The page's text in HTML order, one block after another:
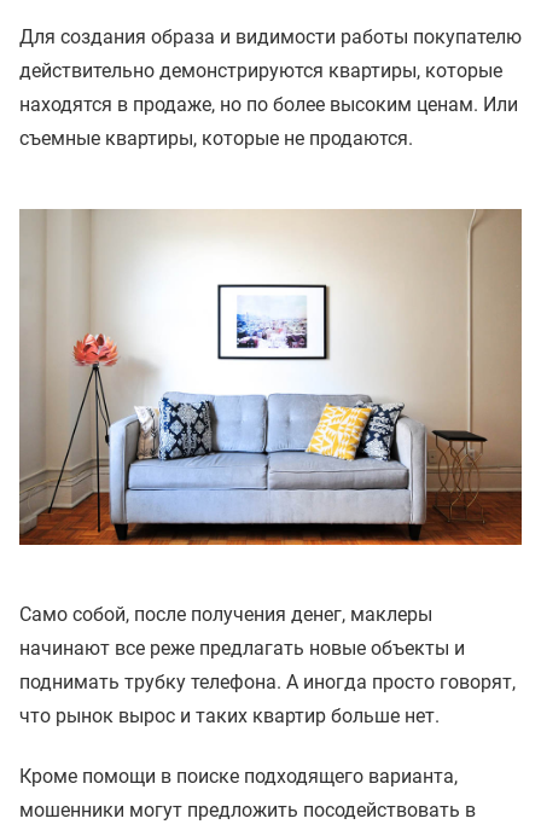
Для создания образа и видимости работы покупателю
действительно демонстрируются квартиры, которые
находятся в продаже, но по более высоким ценам. Или
съемные квартиры, которые не продаются.
Само собой, после получения денег, маклеры
начинают все реже предлагать новые объекты и
поднимать трубку телефона. А иногда просто говорят,
что рынок вырос и таких квартир больше нет.
Кроме помощи в поиске подходящего варианта,
мошенники могут предложить посодействовать в